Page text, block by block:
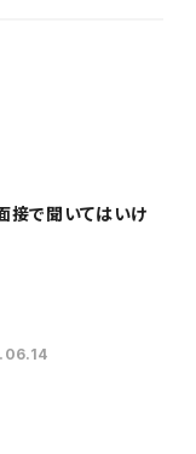
接で聞いてはいけ